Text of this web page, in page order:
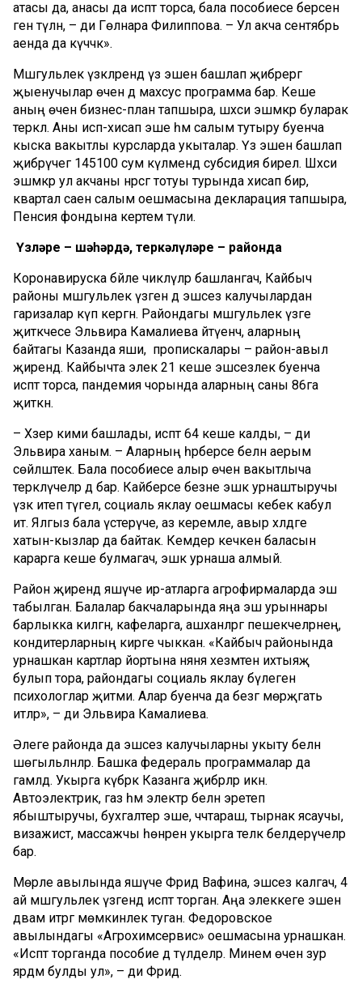
атасы да, анасы да исәптә торса, бала пособиесе берсенә
генә түләнә, – ди Гөлнара Филиппова. – Ул акча сентябрь
аенда да күчәчәк».
Мәшгульлек үзәкләрендә үз эшен башлап җибәрергә
җыенучылар өчен дә махсус программа бар. Кеше
аның өчен бизнес-план тапшыра, шәхси эшмәкәр буларак
теркәлә. Аны исәп-хисап эше һәм салым тутыру буенча
кыска вакытлы курсларда укыталар. Үз эшен башлап
җибәрүчегә 145100 сум күләмендә субсидия бирелә. Шәхси
эшмәкәр ул акчаны нәрсәгә тотуы турында хисап бирә,
квартал саен салым оешмасына декларация тапшыра,
Пенсия фондына кертем түли.
Үзләре – шәһәрдә, теркәлүләре – районда
Коронавируска бәйле чикләүләр башлангач, Кайбыч
районы мәшгульлек үзәгенә дә эшсез калучылардан
гаризалар күп кергән. Райондагы мәшгульлек үзәге
җитәкчесе Эльвира Камалиева әйтүенчә, аларның
байтагы Казанда яши, ә пропискалары – район-авыл
җирендә. Кайбычта элек 21 кеше эшсезлек буенча
исәптә торса, пандемия чорында аларның саны 86га
җиткән.
– Хәзер кими башлады, исәптә 64 кеше калды, – ди
Эльвира ханым. – Аларның һәрберсе белән аерым
сөйләштек. Бала пособиесе алыр өчен вакытлыча
теркәлүчеләр дә бар. Кайберсе безне эшкә урнаштыручы
үзәк итеп түгел, социаль яклау оешмасы кебек кабул
итә. Ялгыз бала үстерүче, аз керемле, авыр хәлдәге
хатын-кызлар да байтак. Кемдер кечкенә баласын
карарга кеше булмагач, эшкә урнаша алмый.
Район җирендә яшәүче ир-атларга агрофирмаларда эш
табылган. Балалар бакчаларында яңа эш урыннары
барлыкка килгән, кафеларга, ашханәләргә пешекчеләрнең,
кондитерларның кирәге чыккан. «Кайбыч районында
урнашкан картлар йортына няня хезмәтенә ихтыяҗ
булып тора, райондагы социаль яклау бүлегенә
психологлар җитми. Алар буенча да безгә мөрәҗәгать
итәләр», – ди Эльвира Камалиева.
Әлеге районда да эшсез калучыларны укыту белән
шөгыльләнәләр. Башка федераль программалар да
гамәлдә. Укырга күбрәк Казанга җибәрәләр икән.
Автоэлектрик, газ һәм электр белән эретеп
ябыштыручы, бухгалтер эше, чәчтараш, тырнак ясаучы,
визажист, массажчы һөнәренә укырга теләк белдерүчеләр
бар.
Мөрәле авылында яшәүче Фәридә Вафина, эшсез калгач, 4
ай мәшгульлек үзәгендә исәптә торган. Аңа элеккеге эшен
дәвам итәргә мөмкинлек туган. Федоровское
авылындагы «Агрохимсервис» оешмасына урнашкан.
«Исәптә торганда пособие дә түләделәр. Минем өчен зур
ярдәм булды ул», – ди Фәридә.